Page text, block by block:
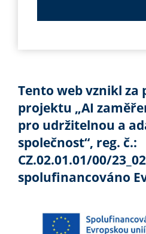
Tento web vznikl za
projektu „AI
pro udržitelnou a
společnost“, reg. č.:
CZ.02.01.01/00/
spolufinancováno